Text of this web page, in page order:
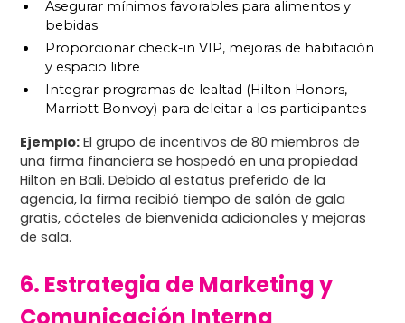
Asegurar mínimos favorables para alimentos y
bebidas
Proporcionar check-in VIP, mejoras de habitación
y espacio libre
Integrar programas de lealtad (Hilton Honors,
Marriott Bonvoy) para deleitar a los participantes
Ejemplo: El grupo de incentivos de 80 miembros de
una firma financiera se hospedó en una propiedad
Hilton en Bali. Debido al estatus preferido de la
agencia, la firma recibió tiempo de salón de gala
gratis, cócteles de bienvenida adicionales y mejoras
de sala.
6. Estrategia de Marketing y